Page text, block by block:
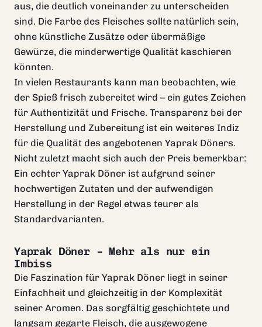
aus, die deutlich voneinander zu unterscheiden
sind. Die Farbe des Fleisches sollte natürlich sein,
ohne künstliche Zusätze oder übermäßige
Gewürze, die minderwertige Qualität kaschieren
könnten.
In vielen Restaurants kann man beobachten, wie
der Spieß frisch zubereitet wird – ein gutes Zeichen
für Authentizität und Frische. Transparenz bei der
Herstellung und Zubereitung ist ein weiteres Indiz
für die Qualität des angebotenen Yaprak Döners.
Nicht zuletzt macht sich auch der Preis bemerkbar:
Ein echter Yaprak Döner ist aufgrund seiner
hochwertigen Zutaten und der aufwendigen
Herstellung in der Regel etwas teurer als
Standardvarianten.
Yaprak Döner – Mehr als nur ein
Imbiss
Die Faszination für Yaprak Döner liegt in seiner
Einfachheit und gleichzeitig in der Komplexität
seiner Aromen. Das sorgfältig geschichtete und
langsam gegarte Fleisch, die ausgewogene